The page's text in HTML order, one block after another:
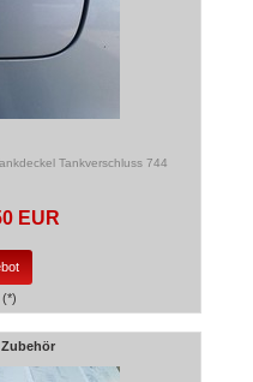
Tankverschluss 744
EUR
(*)